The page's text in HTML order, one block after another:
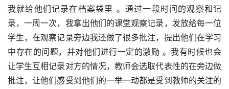
我就给他们记录在档案袋里 。通过一段时间的观察和记
录，一周一次，我拿出他们的课堂观察记录，发放给每一位
学生，在观察记录旁边我还做了很多批注，提出他们在学习
中存在的问题，并对他们进行一定的激励 。我有时候也会
让学生互相记录对方的情况，教师会选取代表性的在旁边做
批注，让他们感受到他们的一举一动都是受到教师的关注的